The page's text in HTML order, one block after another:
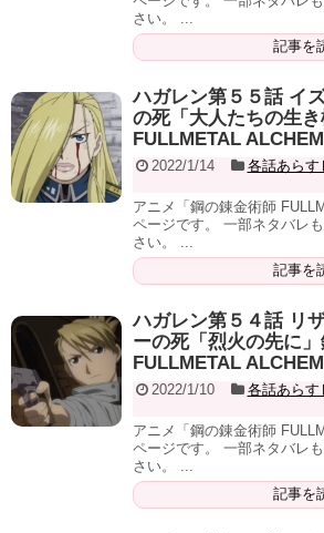
さい。 ...
記事を
ハガレン第５５話 イ
の死「大人たちの生
FULLMETAL
2022/1/14 各話あらす
アニメ「鋼の錬金術師
ページです。 一部ネタバレ
さい。 ...
記事を
ハガレン第５４話 リ
ーの死「烈火の先に
FULLMETAL
2022/1/10 各話あらす
アニメ「鋼の錬金術師
ページです。 一部ネタバレ
さい。 ...
記事を